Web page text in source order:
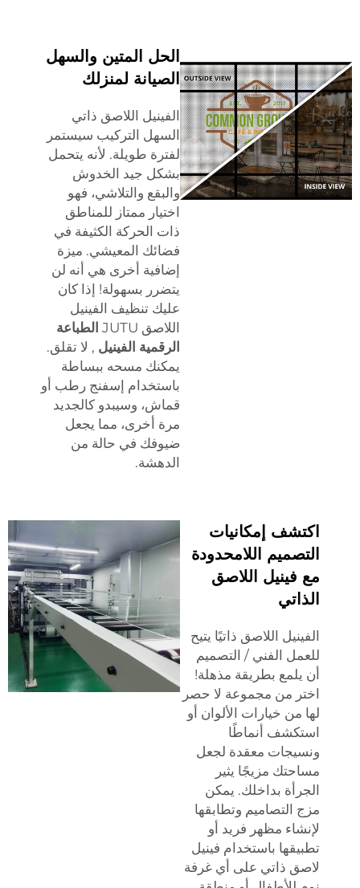
الحل المتين والسهل
الصيانة لمنزلك
الفينيل اللاصق ذاتي
السهل التركيب سيستمر
لفترة طويلة. لأنه يتحمل
بشكل جيد الخدوش
والبقع والتلاشي، فهو
اختيار ممتاز للمناطق
ذات الحركة الكثيفة في
فضائك المعيشي. ميزة
إضافية أخرى هي أنه لن
يتضرر بسهولة! إذا كان
عليك تنظيف الفينيل
اللاصق JUTU
الطباعة
الرقمية الفينيل , لا تقلق.
يمكنك مسحه ببساطة
باستخدام إسفنج رطب أو
قماش، وسيبدو كالجديد
مرة أخرى، مما يجعل
ضيوفك في حالة من
الدهشة.
اكتشف إمكانيات
التصميم اللامحدودة
مع فينيل اللاصق
الذاتي
الفينيل اللاصق ذاتيًا يتيح
للعمل الفني / التصميم
أن يلمع بطريقة مذهلة!
اختر من مجموعة لا حصر
لها من خيارات الألوان أو
استكشف أنماطًا
ونسيجات معقدة لجعل
مساحتك مزيجًا يثير
الجرأة بداخلك. يمكن
مزج التصاميم وتطابقها
لإنشاء مظهر فريد أو
تطبيقها باستخدام فينيل
لاصق ذاتي على أي غرفة